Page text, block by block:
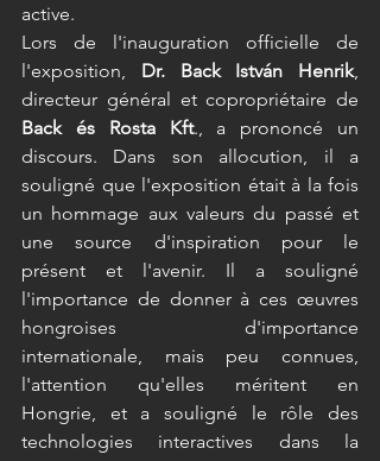
active.
Lors de l'inauguration officielle de
l'exposition, Dr. Back István Henrik,
Back és Rosta Kft., a prononcé un
discours. Dans son allocution, il a
souligné que l'exposition était à la fois
un hommage aux valeurs du passé et
une source d'inspiration pour le
présent et l'avenir. Il a souligné
l'importance de donner à ces œuvres
hongroises d'importance
internationale, mais peu connues,
l'attention qu'elles méritent en
Hongrie, et a souligné le rôle des
technologies interactives dans la